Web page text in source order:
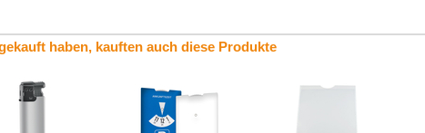
haben, kauften auch diese Produkte